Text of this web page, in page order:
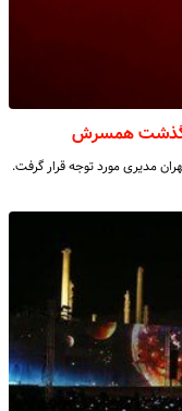
درگذشت همسرش
مدیری مورد توجه قرار گرفت.